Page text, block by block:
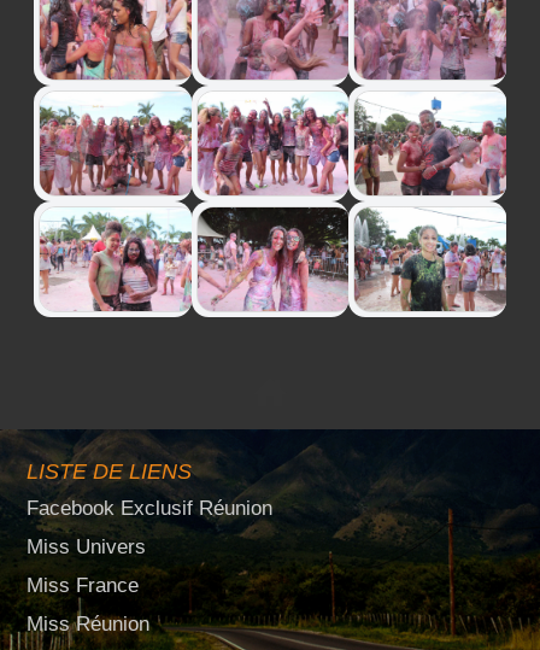
LISTE DE LIENS
Facebook Exclusif Réunion
Miss Univers
Miss France
Miss Réunion